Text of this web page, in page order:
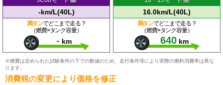
-km/L(40L)
満タンでどこまで走る？
（燃費×タンク容量）
- km
16.0km/L(40L)
満タンでどこまで走る？
（燃費×タンク容量）
640 km
※燃費は定められた試験条件の下での数値のため、走行条件等により実際の燃料消費率は異な
ります。
消費税の変更により価格を修正